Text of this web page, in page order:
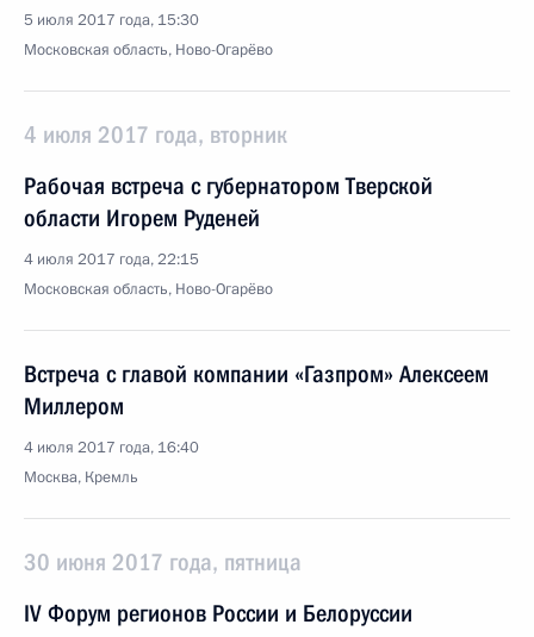
5 июля 2017 года, 15:30
Московская область, Ново-Огарёво
4 июля 2017 года, вторник
Рабочая встреча с губернатором Тверской
области Игорем Руденей
4 июля 2017 года, 22:15
Московская область, Ново-Огарёво
Встреча с главой компании «Газпром» Алексеем
Миллером
4 июля 2017 года, 16:40
Москва, Кремль
30 июня 2017 года, пятница
IV Форум регионов России и Белоруссии